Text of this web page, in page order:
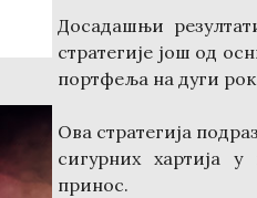
Досадашњи
стратегије још од
портфеља на дуги
Ова стратегија
сигурних хартија
принос.